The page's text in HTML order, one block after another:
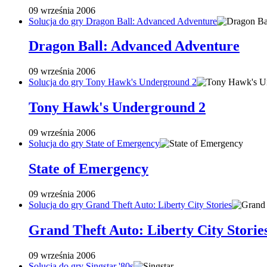
09 września 2006
Solucja do gry Dragon Ball: Advanced Adventure
Dragon Ball: Advanced Adventure
09 września 2006
Solucja do gry Tony Hawk's Underground 2
Tony Hawk's Underground 2
09 września 2006
Solucja do gry State of Emergency
State of Emergency
09 września 2006
Solucja do gry Grand Theft Auto: Liberty City Stories
Grand Theft Auto: Liberty City
09 września 2006